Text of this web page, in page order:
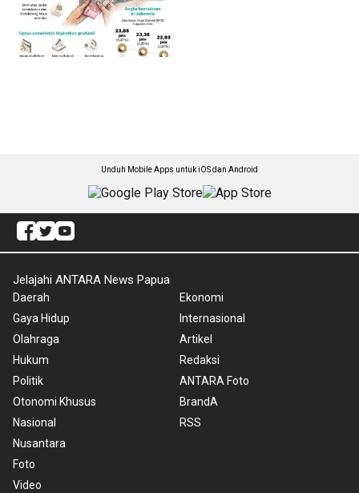
Unduh Mobile Apps untuk iOS dan Android
Jelajahi ANTARA News Papua
Daerah
Gaya Hidup
Olahraga
Hukum
Politik
Otonomi Khusus
Nasional
Nusantara
Foto
Video
Ekonomi
Internasional
Artikel
Redaksi
ANTARA Foto
BrandA
RSS